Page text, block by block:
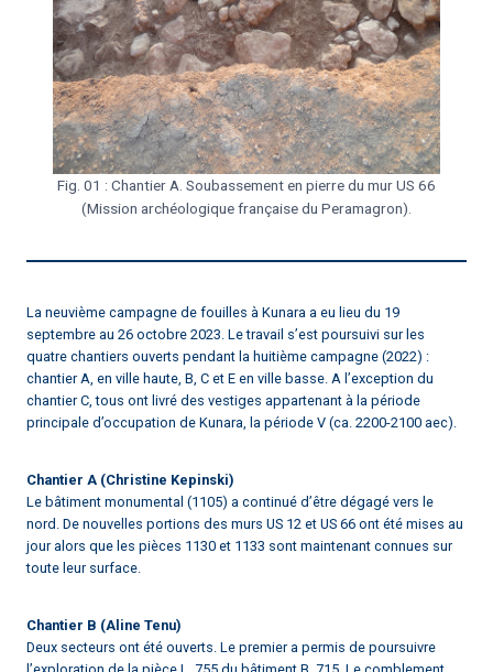
Fig. 01 : Chantier A. Soubassement en pierre du mur US 66
(Mission archéologique française du Peramagron).
La neuvième campagne de fouilles à Kunara a eu lieu du 19
septembre au 26 octobre 2023. Le travail s’est poursuivi sur les
quatre chantiers ouverts pendant la huitième campagne (2022) :
chantier A, en ville haute, B, C et E en ville basse. A l’exception du
chantier C, tous ont livré des vestiges appartenant à la période
principale d’occupation de Kunara, la période V (ca. 2200-2100 aec).
Chantier A (Christine Kepinski)
Le bâtiment monumental (1105) a continué d’être dégagé vers le
nord. De nouvelles portions des murs US 12 et US 66 ont été mises au
jour alors que les pièces 1130 et 1133 sont maintenant connues sur
toute leur surface.
Chantier B (Aline Tenu)
Deux secteurs ont été ouverts. Le premier a permis de poursuivre